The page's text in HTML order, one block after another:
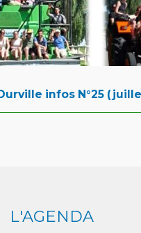
Ourville infos N°25
infos N°25
L'AGENDA